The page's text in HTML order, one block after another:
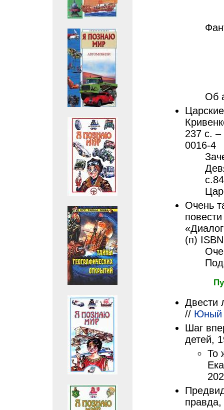
Об
237 с. –
0016-4
Очень
(п)
Двести
// Юный
Шаг
детей,
То